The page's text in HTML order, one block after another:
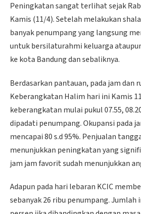
Peningkatan sangat terlihat sejak
Kamis (11/4). Setelah melakukan
banyak penumpang yang langsung
untuk bersilaturahmi keluarga
ke kota Bandung dan sebaliknya.
Berdasarkan pantauan, pada jam dan
Keberangkatan Halim hari ini Kamis
keberangkatan mulai pukul 07.55,
dipadati penumpang. Okupansi pada
mencapai 80 s.d 95%. Penjualan
menunjukkan peningkatan yang
jam jam favorit sudah menunjukkan
Adapun pada hari lebaran KCIC
sebanyak 26 ribu penumpang. Jumlah